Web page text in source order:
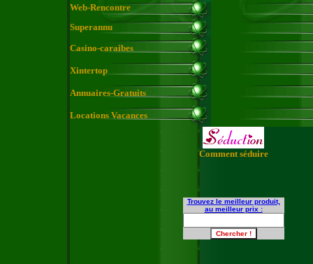
Web-Rencontre
Superannu
Casino-caraibes
Xintertop
Annuaires-Gratuits
Locations Vacances
Comment séduire
Trouvez le meilleur produit,
au meilleur prix :